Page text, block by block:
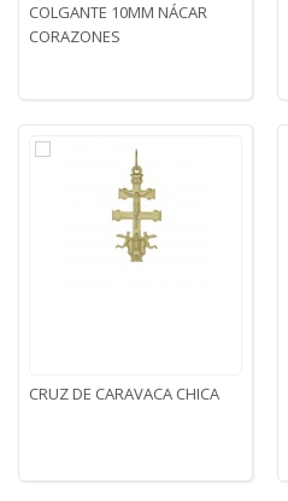
COLGANTE 10MM NÁCAR
CORAZONES
CRUZ DE CARAVACA CHICA